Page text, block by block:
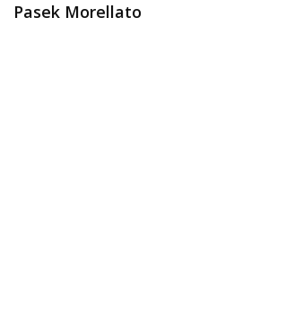
Pasek Morellato